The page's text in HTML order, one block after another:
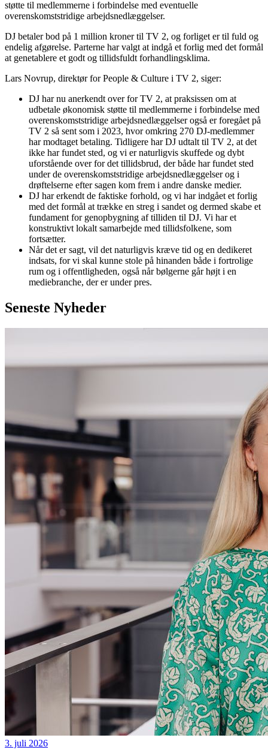
støtte til medlemmerne i forbindelse med eventuelle
overenskomststridige arbejdsnedlæggelser.
DJ betaler bod på 1 million kroner til TV 2, og forliget er til fuld og
endelig afgørelse. Parterne har valgt at indgå et forlig med det formål
at genetablere et godt og tillidsfuldt forhandlingsklima.
Lars Novrup, direktør for People & Culture i TV 2, siger:
DJ har nu anerkendt over for TV 2, at praksissen om at
udbetale økonomisk støtte til medlemmerne i forbindelse med
overenskomststridige arbejdsnedlæggelser også er foregået på
TV 2 så sent som i 2023, hvor omkring 270 DJ-medlemmer
har modtaget betaling. Tidligere har DJ udtalt til TV 2, at det
ikke har fundet sted, og vi er naturligvis skuffede og dybt
uforstående over for det tillidsbrud, der både har fundet sted
under de overenskomststridige arbejdsnedlæggelser og i
drøftelserne efter sagen kom frem i andre danske medier.
DJ har erkendt de faktiske forhold, og vi har indgået et forlig
med det formål at trække en streg i sandet og dermed skabe et
fundament for genopbygning af tilliden til DJ. Vi har et
konstruktivt lokalt samarbejde med tillidsfolkene, som
fortsætter.
Når det er sagt, vil det naturligvis kræve tid og en dedikeret
indsats, for vi skal kunne stole på hinanden både i fortrolige
rum og i offentligheden, også når bølgerne går højt i en
mediebranche, der er under pres.
Seneste Nyheder
3. juli 2026